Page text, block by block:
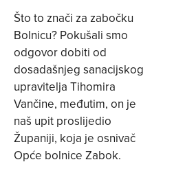
Što to znači za zabočku
Bolnicu? Pokušali smo
odgovor dobiti od
dosadašnjeg sanacijskog
upravitelja Tihomira
Vančine, međutim, on je
naš upit proslijedio
Županiji, koja je osnivač
Opće bolnice Zabok.